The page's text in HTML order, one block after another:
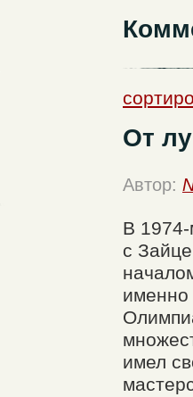
От
Автор:
В 1974-
с
именно
имел